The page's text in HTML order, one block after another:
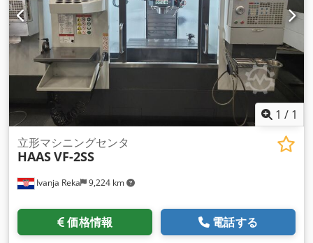
1 / 1
Ivanja Reka 9,224 km
立形マシニングセンタ
HAASVF-2SS
価格情報 電話する